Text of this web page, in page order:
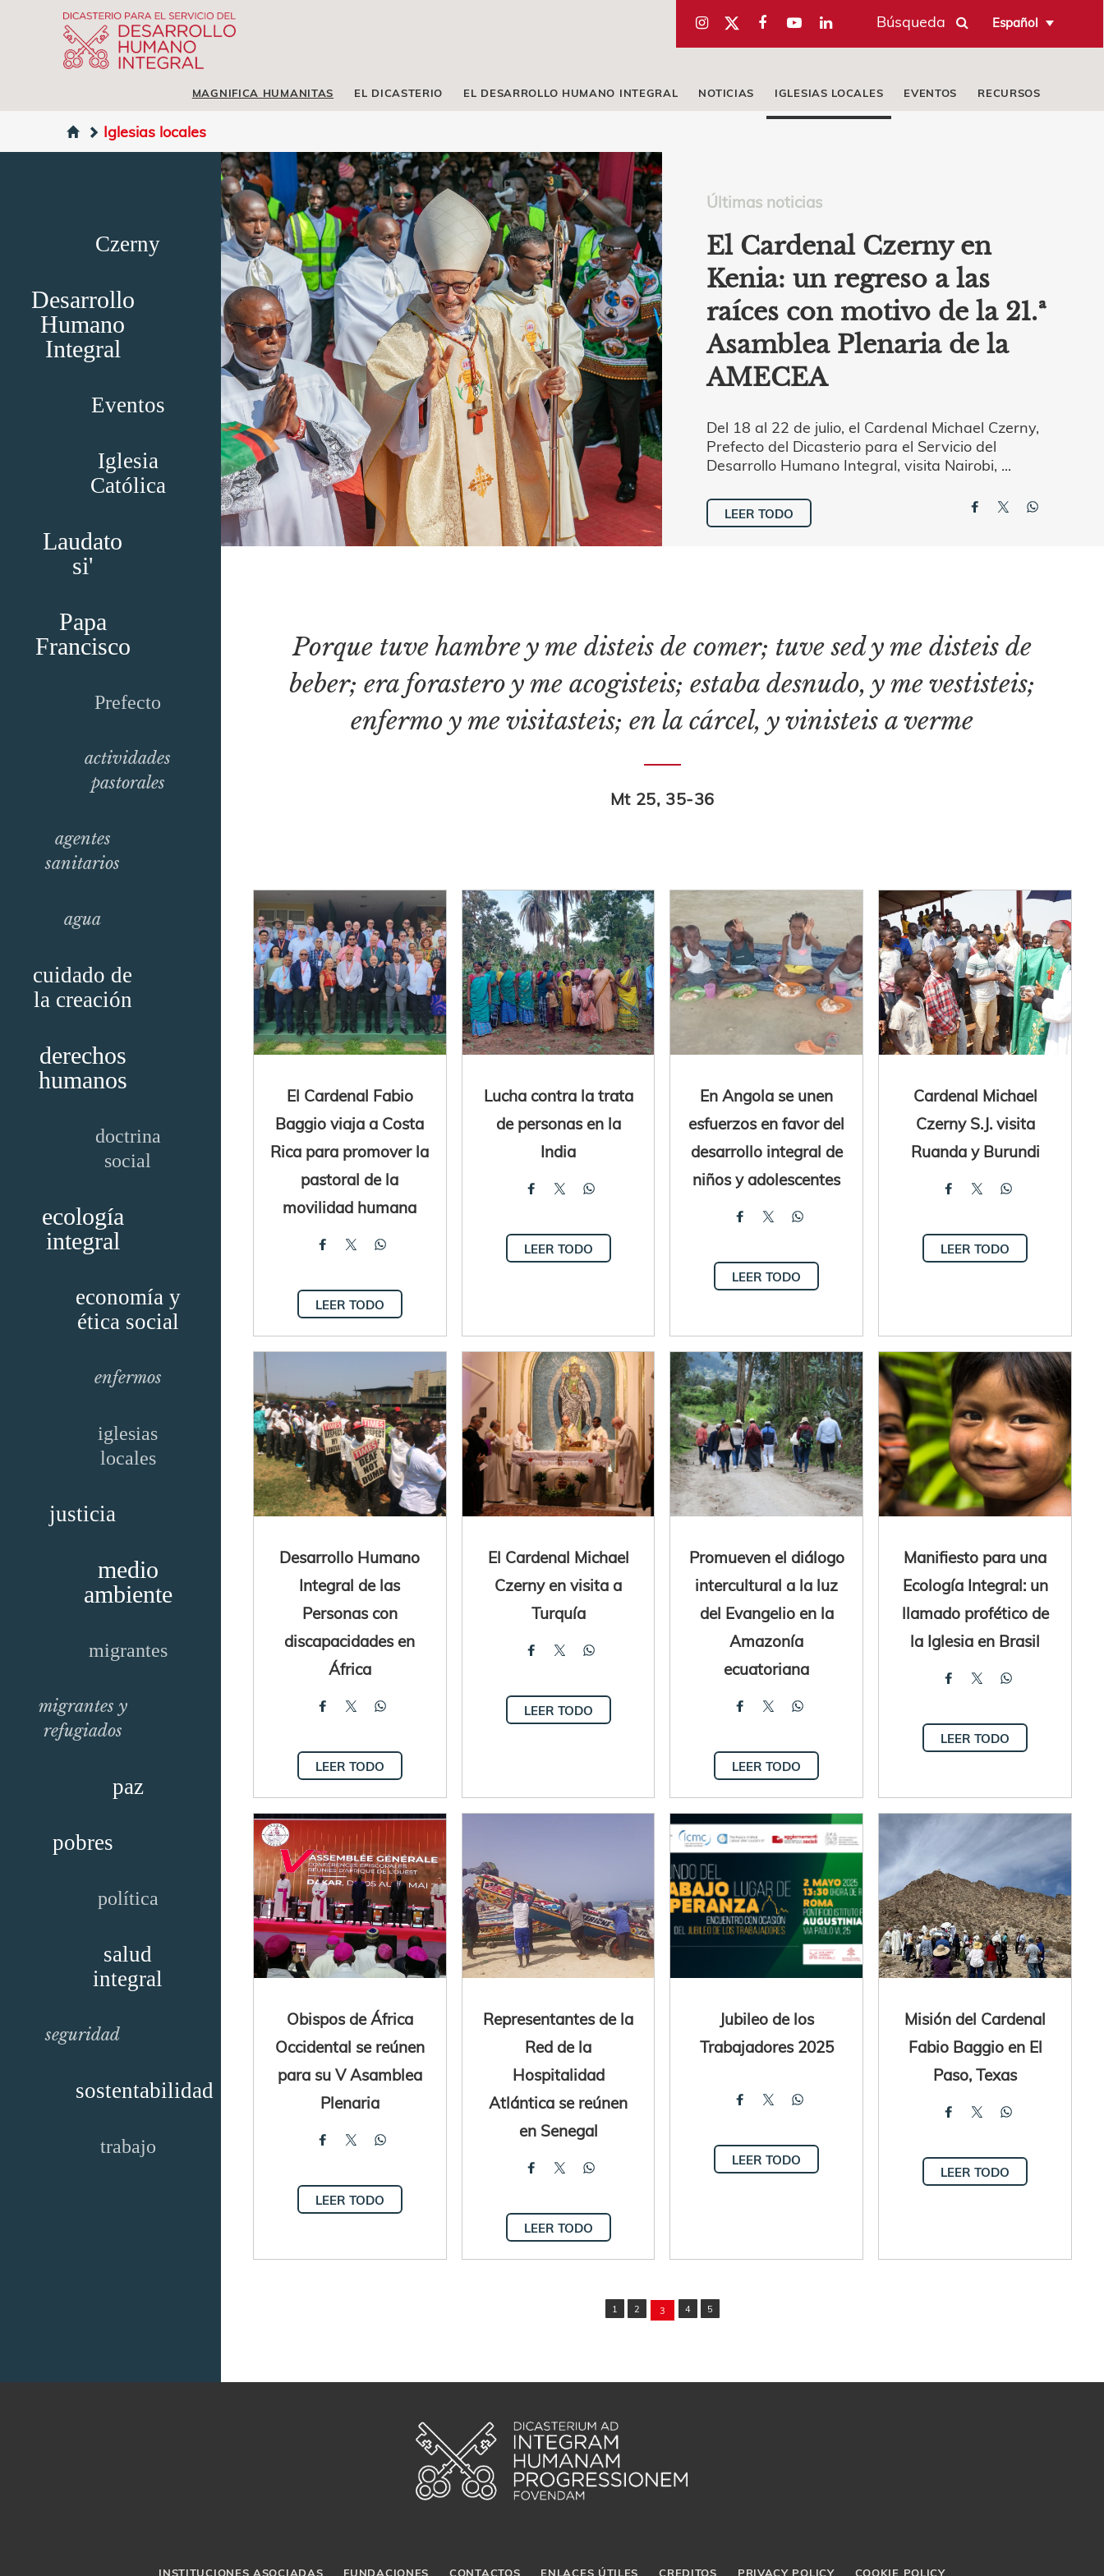
Búsqueda Español
MAGNIFICA HUMANITAS EL DICASTERIO EL DESARROLLO HUMANO INTEGRAL NOTICIAS IGLESIAS LOCALES EVENTOS RECURSOS
Iglesias locales
Czerny
Desarrollo
Humano
Integral
Eventos
Iglesia
Católica
Laudato
si'
Papa
Francisco
Prefecto
actividades
pastorales
agentes
sanitarios
agua
cuidado de
la creación
derechos
humanos
doctrina
social
ecología
integral
economía y
ética social
enfermos
iglesias
locales
justicia
medio
ambiente
migrantes
migrantes y
refugiados
paz
pobres
política
salud
integral
seguridad
sostentabilidad
trabajo
Últimas noticias
El Cardenal Czerny en
Kenia: un regreso a las
raíces con motivo de la 21.ª
Asamblea Plenaria de la
AMECEA
Del 18 al 22 de julio, el Cardenal Michael Czerny,
Prefecto del Dicasterio para el Servicio del
Desarrollo Humano Integral, visita Nairobi, ...
LEER TODO
Porque tuve hambre y me disteis de comer; tuve sed y me disteis de
beber; era forastero y me acogisteis; estaba desnudo, y me vestisteis;
enfermo y me visitasteis; en la cárcel, y vinisteis a verme
Mt 25, 35-36
El Cardenal Fabio
Baggio viaja a Costa
Rica para promover la
pastoral de la
movilidad humana
LEER TODO
Lucha contra la trata
de personas en la
India
LEER TODO
En Angola se unen
esfuerzos en favor del
desarrollo integral de
niños y adolescentes
LEER TODO
Cardenal Michael
Czerny S.J. visita
Ruanda y Burundi
LEER TODO
Desarrollo Humano
Integral de las
Personas con
discapacidades en
África
LEER TODO
El Cardenal Michael
Czerny en visita a
Turquía
LEER TODO
Promueven el diálogo
intercultural a la luz
del Evangelio en la
Amazonía
ecuatoriana
LEER TODO
Manifiesto para una
Ecología Integral: un
llamado profético de
la Iglesia en Brasil
LEER TODO
Obispos de África
Occidental se reúnen
para su V Asamblea
Plenaria
LEER TODO
Representantes de la
Red de la
Hospitalidad
Atlántica se reúnen
en Senegal
LEER TODO
Jubileo de los
Trabajadores 2025
LEER TODO
Misión del Cardenal
Fabio Baggio en El
Paso, Texas
LEER TODO
1 2 3 4 5
INSTITUCIONES ASOCIADAS FUNDACIONES CONTACTOS ENLACES ÚTILES CREDITOS PRIVACY POLICY COOKIE POLICY